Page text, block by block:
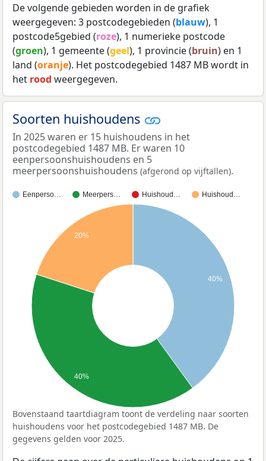
De volgende gebieden worden in de grafiek
weergegeven: 3 postcodegebieden (blauw), 1
postcode5gebied (roze), 1 numerieke postcode
(groen), 1 gemeente (geel), 1 provincie (bruin) en 1
land (oranje). Het postcodegebied 1487 MB wordt in
het rood weergegeven.
Soorten huishoudens
In 2025 waren er 15 huishoudens in het
postcodegebied 1487 MB. Er waren 10
eenpersoonshuishoudens en 5
meerpersoonshuishoudens (afgerond op vijftallen).
Eenperso… Meerpers… Huishoud… Huishoud…
40%
20%
40%
Bovenstaand taartdiagram toont de verdeling naar soorten
huishoudens voor het postcodegebied 1487 MB. De
gegevens gelden voor 2025.